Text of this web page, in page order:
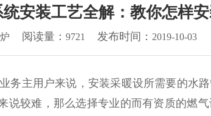
安装工艺全解：教你怎样
阅读量： 9721 发布时间： 2019-10-03
务主用户来说，安装采暖设所需要的水
说较难，那么选择专业的而有资质的燃